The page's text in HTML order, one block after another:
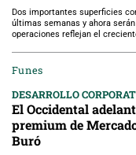
Dos importantes superficies
últimas semanas y ahora
operaciones reflejan el
Funes
DESARROLLO
El Occidental
premium de
Buró